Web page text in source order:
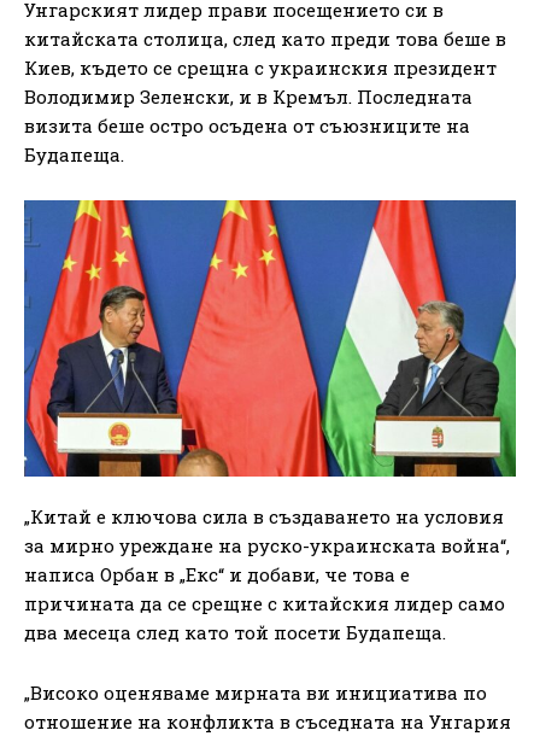
Унгарският лидер прави посещението си в
китайската столица, след като преди това беше в
Киев, където се срещна с украинския президент
Володимир Зеленски, и в Кремъл. Последната
визита беше остро осъдена от съюзниците на
Будапеща.
„Китай е ключова сила в създаването на условия
за мирно уреждане на руско-украинската война“,
написа Орбан в „Екс“ и добави, че това е
причината да се срещне с китайския лидер само
два месеца след като той посети Будапеща.
„Високо оценяваме мирната ви инициатива по
отношение на конфликта в съседната на Унгария